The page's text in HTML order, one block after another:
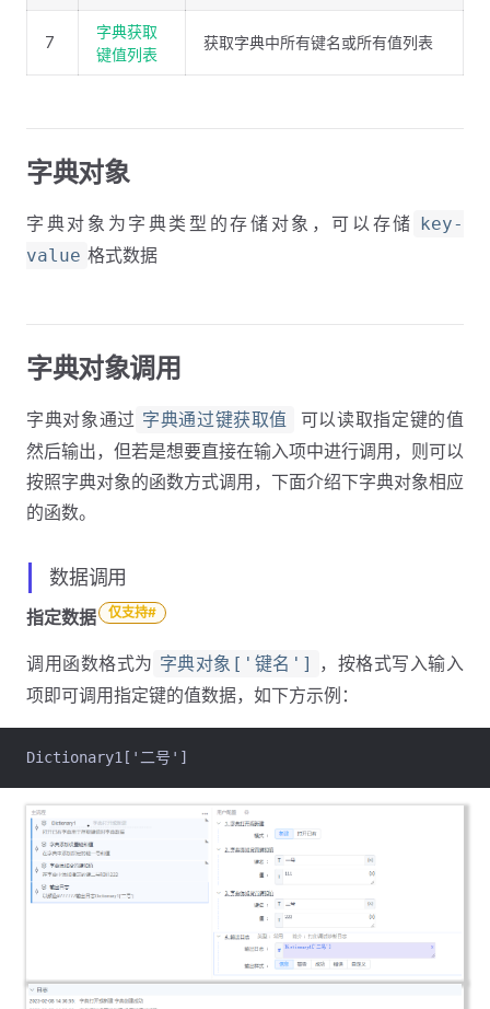
7
字典获取
键值列表
获取字典中所有键名或所有值列表
字典对象
字典对象为字典类型的存储对象，可以存储 key-
value 格式数据
字典对象调用
字典对象通过 字典通过键获取值
可以读取指定键的值
然后输出，但若是想要直接在输入项中进行调用，则可以
按照字典对象的函数方式调用，下面介绍下字典对象相应
的函数。
数据调用
指定数据 仅支持#
调用函数格式为 字典对象['键名']
，按格式写入输入
项即可调用指定键的值数据，如下方示例：
Dictionary1['二号']